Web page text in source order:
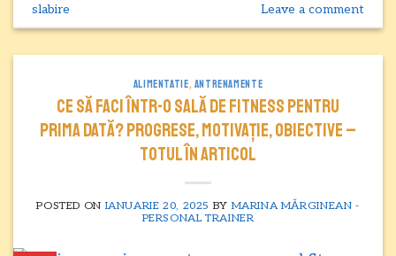
slabire
Leave a comment
ALIMENTATIE,ANTRENAMENTE
Ce să faci într-o sală de fitness pentru
prima dată? Progrese, motivație, obiective –
totul în articol
POSTED ON IANUARIE 20, 2025 BY MARINA MĂRGINEAN -
PERSONAL TRAINER